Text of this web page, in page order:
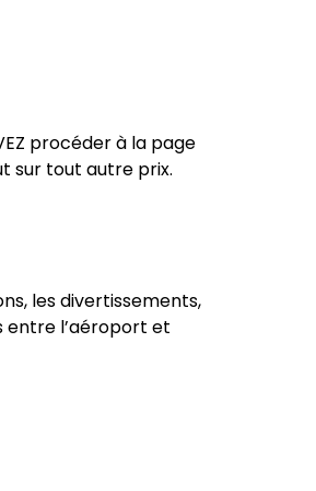
procéder à la page
sur tout autre prix.
les divertissements,
entre l’aéroport et